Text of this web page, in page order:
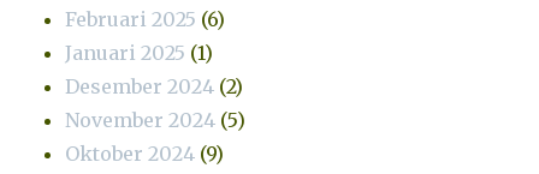
Februari 2025 (6)
Januari 2025 (1)
Desember 2024 (2)
November 2024 (5)
Oktober 2024 (9)